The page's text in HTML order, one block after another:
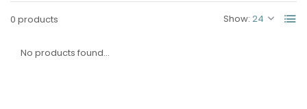
0 products Show:
No products found...